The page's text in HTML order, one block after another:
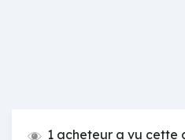
1 acheteur a vu cette